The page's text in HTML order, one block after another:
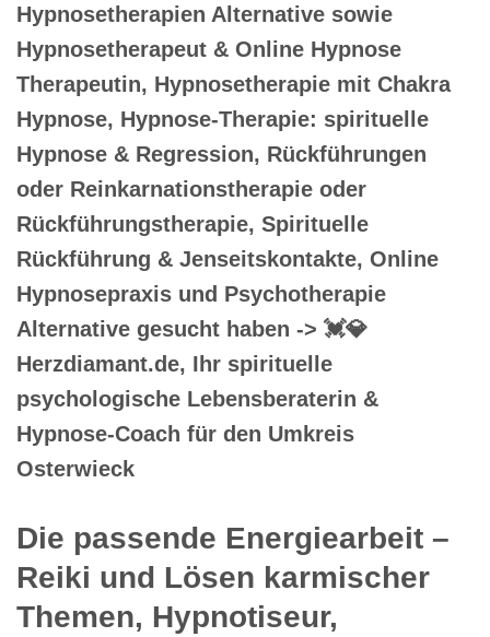
Hypnosetherapien Alternative sowie
Hypnosetherapeut & Online Hypnose
Therapeutin, Hypnosetherapie mit Chakra
Hypnose, Hypnose-Therapie: spirituelle
Hypnose & Regression, Rückführungen
oder Reinkarnationstherapie oder
Rückführungstherapie, Spirituelle
Rückführung & Jenseitskontakte, Online
Hypnosepraxis und Psychotherapie
Alternative gesucht haben -> 💓️💎
Herzdiamant.de, Ihr spirituelle
psychologische Lebensberaterin &
Hypnose-Coach für den Umkreis
Osterwieck
Die passende Energiearbeit –
Reiki und Lösen karmischer
Themen, Hypnotiseur,